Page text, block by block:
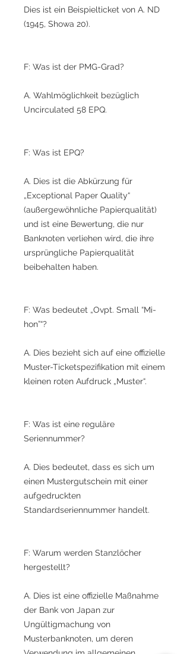
Dies ist ein Beispielticket von A. ND
(1945, Showa 20).
F: Was ist der PMG-Grad?
A. Wahlmöglichkeit bezüglich
Uncirculated 58 EPQ.
F: Was ist EPQ?
A. Dies ist die Abkürzung für
„Exceptional Paper Quality“
(außergewöhnliche Papierqualität)
und ist eine Bewertung, die nur
Banknoten verliehen wird, die ihre
ursprüngliche Papierqualität
beibehalten haben.
F: Was bedeutet „Ovpt. Small “Mi-
hon”“?
A. Dies bezieht sich auf eine offizielle
Muster-Ticketspezifikation mit einem
kleinen roten Aufdruck „Muster“.
F: Was ist eine reguläre
Seriennummer?
A. Dies bedeutet, dass es sich um
einen Mustergutschein mit einer
aufgedruckten
Standardseriennummer handelt.
F: Warum werden Stanzlöcher
hergestellt?
A. Dies ist eine offizielle Maßnahme
der Bank von Japan zur
Ungültigmachung von
Musterbanknoten, um deren